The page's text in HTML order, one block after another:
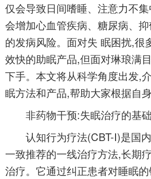
仅会导致日间嗜睡、注意力不
会增加心血管疾病、糖尿病、
的发病风险。面对失 眠困扰,很
效快的助眠产品,但面对琳琅满
下手。本文将从科学角度出发,
眠方法和产品,帮助大家根据自
非药物干预:失眠治疗的基础
认知行为疗法(CBT-I)是国
一致推荐的一线治疗方法,长期
治疗。它通过纠正患者对睡眠